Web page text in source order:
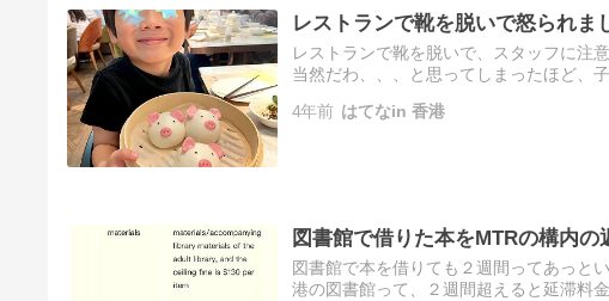
レストランで靴を脱いで怒られま
レストランで靴を脱いで、スタッフに注
当然だわ、、、と思ってしまったほど、
ブ…
4年前 はてなin 香港
図書館で借りた本をMTRの構内
図書館で本を借りても２週間ってあっと
港の図書館って、２週間超えると延滞料